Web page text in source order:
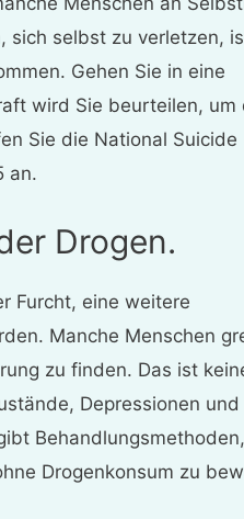
sich selbst zu verletzen,
Gehen Sie in eine
wird Sie beurteilen, um
Sie die National Suicide
an.
Drogen.
Furcht, eine weitere
Manche Menschen
zu finden. Das ist
Depressionen
Drogenkonsum zu